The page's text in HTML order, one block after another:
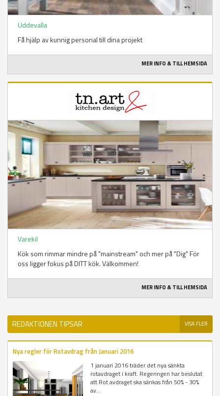
Uddevalla
Få hjälp av kunnig personal till dina projekt
MER INFO & TILL HEMSIDA
Varekil
Kök som rimmar mindre på "mainstream" och mer på "Dig" För
oss ligger fokus på DITT kök. Välkommen!
MER INFO & TILL HEMSIDA
REDAKTIONEN TIPSAR VISA FLER
Nya regler för Rotavdrag från Januari 2016
1 januari 2016 träder det nya sänkta
rotavdraget i kraft. Regeringen har beslutat
att Rot avdraget ska sänkas från 50% - 30%
av...